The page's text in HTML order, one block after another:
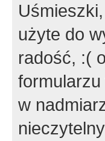
użyte do
radość, :(
w